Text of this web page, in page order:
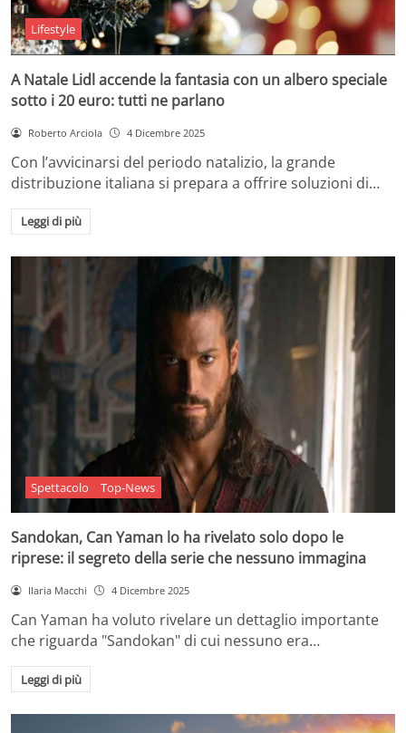
Lifestyle
A Natale Lidl accende la fantasia con un albero speciale
sotto i 20 euro: tutti ne parlano
Roberto Arciola 4 Dicembre 2025
Con l’avvicinarsi del periodo natalizio, la grande
distribuzione italiana si prepara a offrire soluzioni di…
Leggi di più
Spettacolo Top-News
Sandokan, Can Yaman lo ha rivelato solo dopo le
riprese: il segreto della serie che nessuno immagina
Ilaria Macchi 4 Dicembre 2025
Can Yaman ha voluto rivelare un dettaglio importante
che riguarda "Sandokan" di cui nessuno era…
Leggi di più